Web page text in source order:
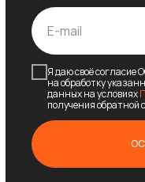
Я даю своё
на обработку
данных на условиях
получения обратной